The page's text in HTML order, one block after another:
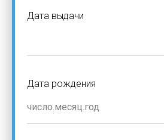
Дата выдачи
Дата рождения